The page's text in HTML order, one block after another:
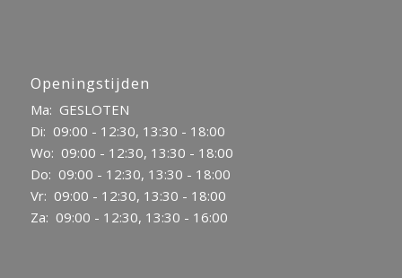
Openingstijden
Ma: GESLOTEN
Di: 09:00 - 12:30, 13:30 - 18:00
Wo: 09:00 - 12:30, 13:30 - 18:00
Do: 09:00 - 12:30, 13:30 - 18:00
Vr: 09:00 - 12:30, 13:30 - 18:00
Za: 09:00 - 12:30, 13:30 - 16:00